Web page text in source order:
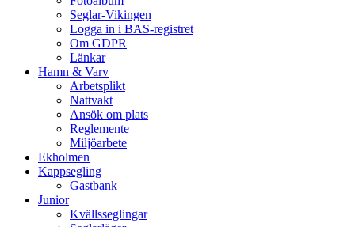
Seglar-Vikingen
Logga in i BAS-registret
Om GDPR
Länkar
Hamn & Varv
Arbetsplikt
Nattvakt
Ansök om plats
Reglemente
Miljöarbete
Ekholmen
Kappsegling
Gastbank
Junior
Kvällsseglingar